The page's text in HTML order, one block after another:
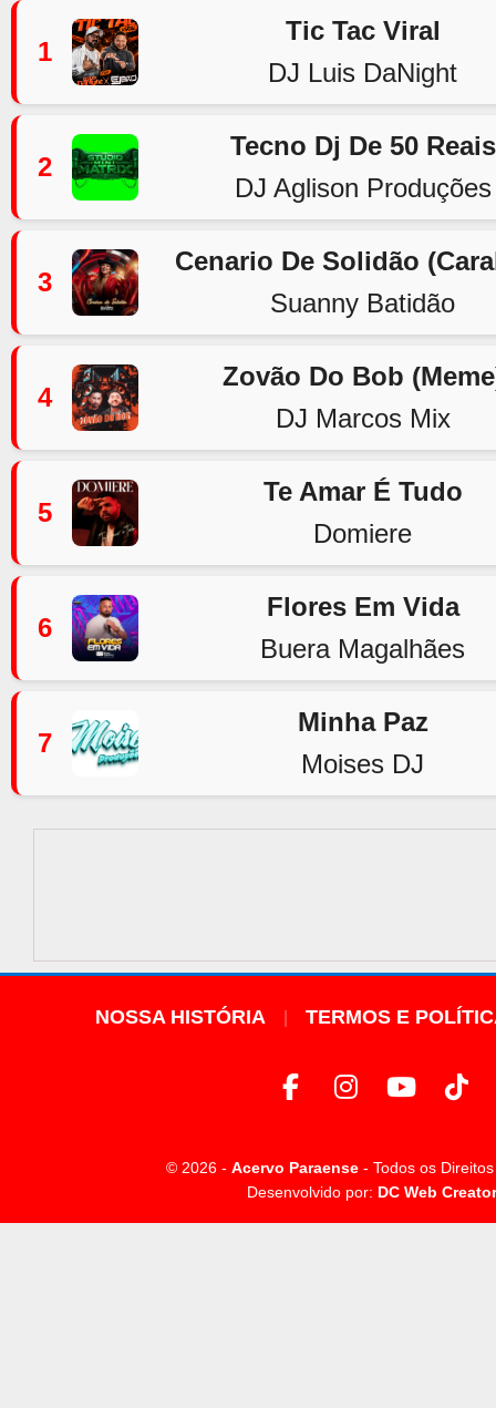
1
Tic Tac Viral
DJ Luis DaNight
2
Tecno Dj De 50 Reais
DJ Aglison Produções
3
Cenario De Solidão
Suanny Batidão
4
Zovão Do Bob
DJ Marcos Mix
5
Te Amar É Tudo
Domiere
6
Flores Em Vida
Buera Magalhães
7
Minha Paz
Moises DJ
NOSSA HISTÓRIA TERMOS E
© 2026 - Acervo Paraense - Todos os
Desenvolvido por: DC Web